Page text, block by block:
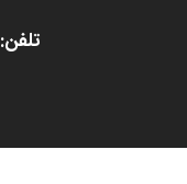
تلفن: